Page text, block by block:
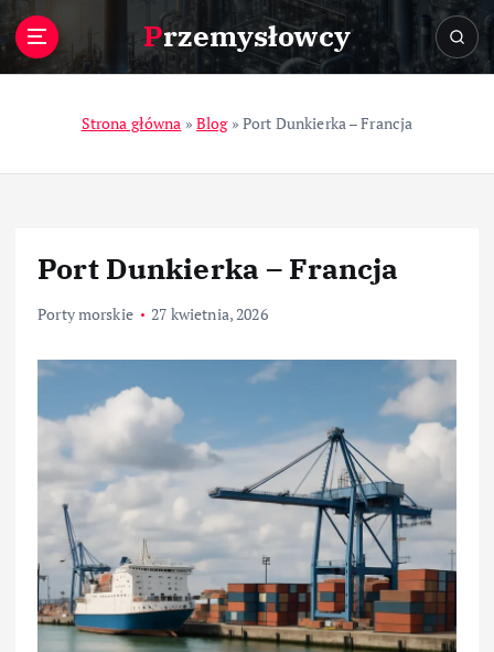
Przemysłowcy
Strona główna » Blog» Port Dunkierka – Francja
Port Dunkierka – Francja
Porty morskie 27 kwietnia, 2026